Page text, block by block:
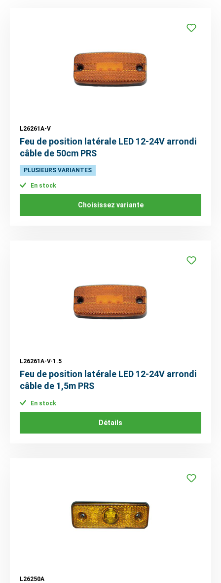
L26261A-V
Feu de position latérale LED 12-24V arrondi
câble de 50cm PRS
PLUSIEURS VARIANTES
En stock
Choisissez variante
L26261A-V-1.5
Feu de position latérale LED 12-24V arrondi
câble de 1,5m PRS
En stock
Détails
L26250A